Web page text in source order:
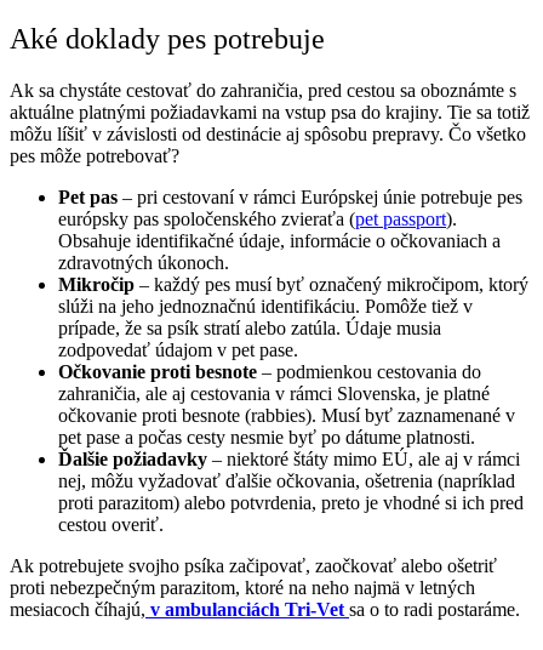
Aké doklady pes potrebuje
Ak sa chystáte cestovať do zahraničia, pred cestou sa oboznámte s
aktuálne platnými požiadavkami na vstup psa do krajiny. Tie sa totiž
môžu líšiť v závislosti od destinácie aj spôsobu prepravy. Čo všetko
pes môže potrebovať?
Pet pas – pri cestovaní v rámci Európskej únie potrebuje pes
európsky pas spoločenského zvieraťa (pet passport).
Obsahuje identifikačné údaje, informácie o očkovaniach a
zdravotných úkonoch.
Mikročip – každý pes musí byť označený mikročipom, ktorý
slúži na jeho jednoznačnú identifikáciu. Pomôže tiež v
prípade, že sa psík stratí alebo zatúla. Údaje musia
zodpovedať údajom v pet pase.
Očkovanie proti besnote – podmienkou cestovania do
zahraničia, ale aj cestovania v rámci Slovenska, je platné
očkovanie proti besnote (rabbies). Musí byť zaznamenané v
pet pase a počas cesty nesmie byť po dátume platnosti.
Ďalšie požiadavky – niektoré štáty mimo EÚ, ale aj v rámci
nej, môžu vyžadovať ďalšie očkovania, ošetrenia (napríklad
proti parazitom) alebo potvrdenia, preto je vhodné si ich pred
cestou overiť.
Ak potrebujete svojho psíka začipovať, zaočkovať alebo ošetriť
proti nebezpečným parazitom, ktoré na neho najmä v letných
mesiacoch číhajú, v ambulanciách Tri-Vet sa o to radi postaráme.